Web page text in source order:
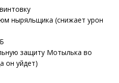
ныряльщика (снижает урон
защиту Мотылька во
он уйдет)